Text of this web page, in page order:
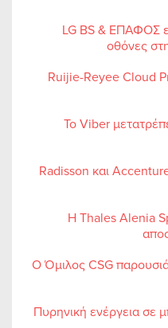
LG BS & ΕΠΑΦΟΣ
οθόνες
Ruijie-Reyee Cloud
Το Viber
Radisson και
Η Thales Alenia
Ο Όμιλος CSG
Πυρηνική ενέργεια σε